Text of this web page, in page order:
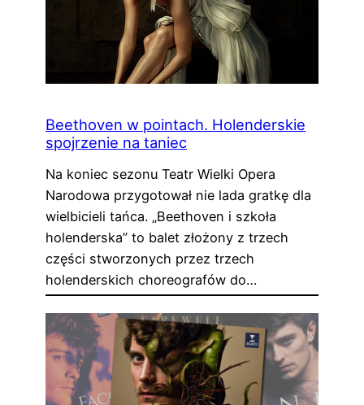
Beethoven w pointach. Holenderskie
spojrzenie na taniec
Na koniec sezonu Teatr Wielki Opera
Narodowa przygotował nie lada gratkę dla
wielbicieli tańca. „Beethoven i szkoła
holenderska” to balet złożony z trzech
części stworzonych przez trzech
holenderskich choreografów do…